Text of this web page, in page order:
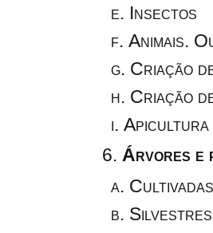
Insectos
Animais.
Criação
Criação
Apicultura
Árvores e
Cultivadas
Silvestres